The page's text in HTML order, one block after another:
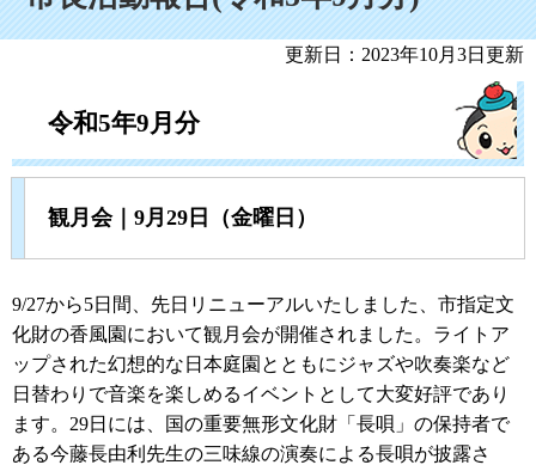
更新日：2023年10月3日更新
令和5年9月分
観月会｜9月29日（金曜日）
9/27から5日間、先日リニューアルいたしました、市指定文
化財の香風園において観月会が開催されました。ライトア
ップされた幻想的な日本庭園とともにジャズや吹奏楽など
日替わりで音楽を楽しめるイベントとして大変好評であり
ます。29日には、国の重要無形文化財「長唄」の保持者で
ある今藤長由利先生の三味線の演奏による長唄が披露さ